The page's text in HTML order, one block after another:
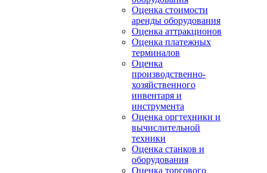
Оценка стоимости
аренды оборудования
Оценка аттракционов
Оценка платежных
терминалов
Оценка
производственно-
хозяйственного
инвентаря и
инструмента
Оценка оргтехники и
вычислительной
техники
Оценка станков и
оборудования
Оценка торгового